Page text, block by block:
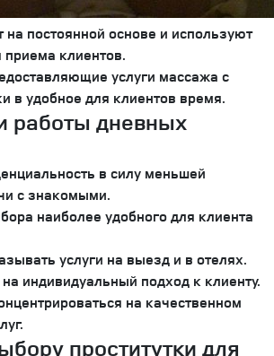
на постоянной основе и используют
клиентов.
услуги массажа с
в удобное для клиентов время.
работы дневных
в силу меньшей
с знакомыми.
наиболее удобного для клиента
услуги на выезд и в отелях.
индивидуальный подход к клиенту.
на качественном
проститутки для